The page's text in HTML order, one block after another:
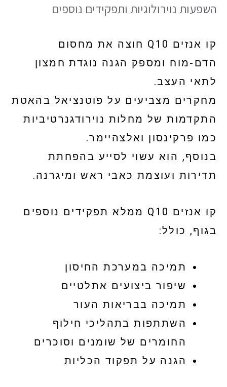
השפעות נוירולוגיות ותפקידים נוספים
קו אנזים Q10 חוצה את מחסום
הדם-מוח ומספק הגנה נוגדת חמצון
לתאי העצב.
מחקרים מצביעים על פוטנציאל בהאטת
התקדמות של מחלות נוירודגנרטיביות
כמו פרקינסון ואלצהיימר.
בנוסף, הוא עשוי לסייע בהפחתת
תדירות ועוצמת כאבי ראש ומיגרנה.
קו אנזים Q10 ממלא תפקידים נוספים
בגוף, כולל:
תמיכה במערכת החיסון
שיפור ביצועים אתלטיים
תמיכה בבריאות העור
השתתפות בתהליכי חילוף
החומרים של שומנים וסוכרים
הגנה על תפקוד הכליות